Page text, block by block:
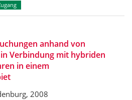
anhand von
Verbindung mit hybriden
in einem
2008